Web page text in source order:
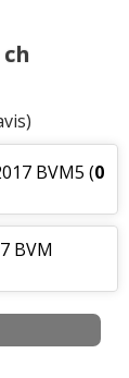
(2) BVM5 (0
BVM